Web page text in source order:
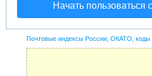
Начать пользоваться
Почтовые индексы России, ОКАТО,